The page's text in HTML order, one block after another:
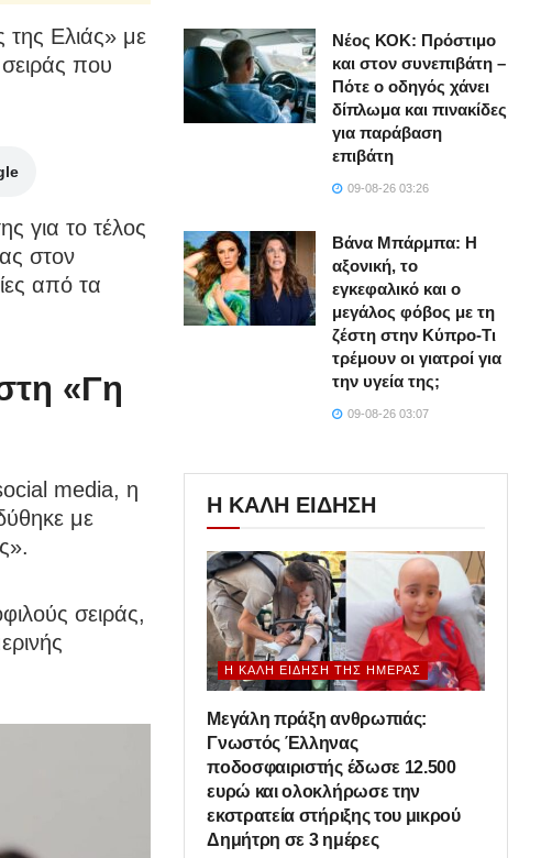
της Ελιάς» με
που
για το τέλος
στον
από τα
«Γη
media, η
με
σειράς,
Νέος ΚΟΚ: Πρόστιμο
και στον συνεπιβάτη –
Πότε ο οδηγός χάνει
δίπλωμα και πινακίδες
για παράβαση
επιβάτη
09-08-26 03:26
Βάνα Μπάρμπα: Η
αξονική, το
εγκεφαλικό και ο
μεγάλος φόβος με τη
ζέστη στην Κύπρο-Τι
τρέμουν οι γιατροί για
την υγεία της;
09-08-26 03:07
Η ΚΑΛΗ ΕΙΔΗΣΗ
Η ΚΑΛΉ ΕΊΔΗΣΗ ΤΗΣ ΗΜΈΡΑΣ
Μεγάλη πράξη ανθρωπιάς:
Γνωστός Έλληνας
ποδοσφαιριστής έδωσε 12.500
ευρώ και ολοκλήρωσε την
εκστρατεία στήριξης του μικρού
Δημήτρη σε 3 ημέρες